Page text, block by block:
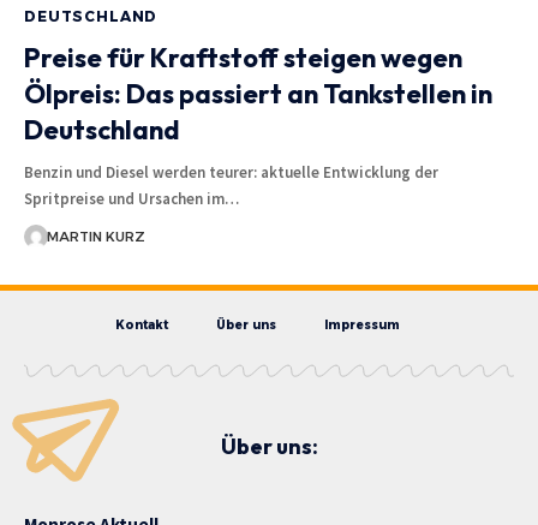
DEUTSCHLAND
Preise für Kraftstoff steigen wegen
Ölpreis: Das passiert an Tankstellen in
Deutschland
Benzin und Diesel werden teurer: aktuelle Entwicklung der
Spritpreise und Ursachen im…
MARTIN KURZ
Kontakt Über uns Impressum
Über uns: